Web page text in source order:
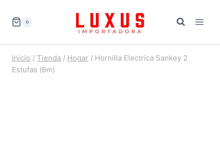
0
Inicio / Tienda / Hogar / Hornilla Electrica Sankey 2
Estufas (6m)